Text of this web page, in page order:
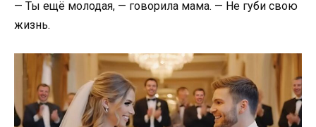
— Ты ещё молодая, — говорила мама. — Не губи свою
жизнь.